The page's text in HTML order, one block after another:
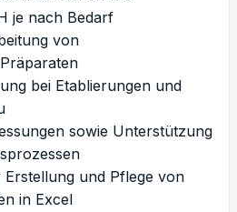
je nach Bedarf
von
bei Etablierungen und
sowie Unterstützung
und Pflege von
in Excel